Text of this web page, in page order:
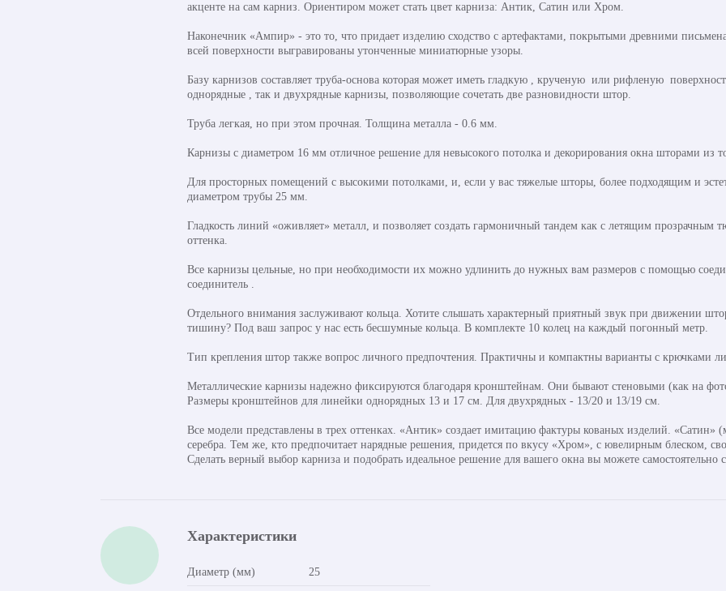
акценте на сам карниз. Ориентиром может стать цвет карниза: Антик, Сатин или Хром.
Наконечник «Ампир» - это то, что придает изделию сходство с артефактами, покрытыми древними
всей поверхности выгравированы утонченные миниатюрные узоры.
Базу карнизов составляет труба-основа которая может иметь гладкую , крученую или рифленую
однорядные , так и двухрядные карнизы, позволяющие сочетать две разновидности штор.
Труба легкая, но при этом прочная. Толщина металла - 0.6 мм.
Карнизы с диаметром 16 мм отличное решение для невысокого потолка и декорирования окна шторами из
Для просторных помещений с высокими потолками, и, если у вас тяжелые шторы, более подходящим и
диаметром трубы 25 мм.
Гладкость линий «оживляет» металл, и позволяет создать гармоничный тандем как с летящим прозрачным
оттенка.
Все карнизы цельные, но при необходимости их можно удлинить до нужных вам размеров с помощью
соединитель .
Отдельного внимания заслуживают кольца. Хотите слышать характерный приятный звук при движении
тишину? Под ваш запрос у нас есть бесшумные кольца. В комплекте 10 колец на каждый погонный метр.
Тип крепления штор также вопрос личного предпочтения. Практичны и компактны варианты с крючками
Металлические карнизы надежно фиксируются благодаря кронштейнам. Они бывают стеновыми (как на
Размеры кронштейнов для линейки однорядных 13 и 17 см. Для двухрядных - 13/20 и 13/19 см.
Все модели представлены в трех оттенках. «Антик» создает имитацию фактуры кованых изделий. «Сатин»
серебра. Тем же, кто предпочитает нарядные решения, придется по вкусу «Хром», с ювелирным блеском,
Сделать верный выбор карниза и подобрать идеальное решение для вашего окна вы можете самостоятельно
Характеристики
Диаметр (мм) 25